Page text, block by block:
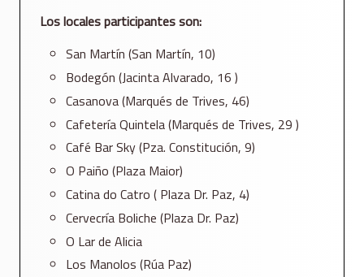
Los locales participantes son:
San Martín (San Martín, 10)
Bodegón (Jacinta Alvarado, 16 )
Casanova (Marqués de Trives, 46)
Cafetería Quintela (Marqués de Trives, 29 )
Café Bar Sky (Pza. Constitución, 9)
O Paiño (Plaza Maior)
Catina do Catro ( Plaza Dr. Paz, 4)
Cervecría Boliche (Plaza Dr. Paz)
O Lar de Alicia
Los Manolos (Rúa Paz)